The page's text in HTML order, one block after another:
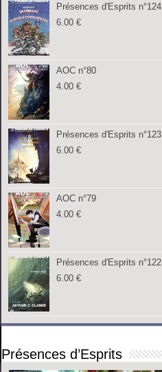
Présences d'Esprits n°124
6.00€
AOC n°80
4.00€
Présences d'Esprits n°123
6.00€
AOC n°79
4.00€
Présences d'Esprits n°122
6.00€
Présences d’Esprits